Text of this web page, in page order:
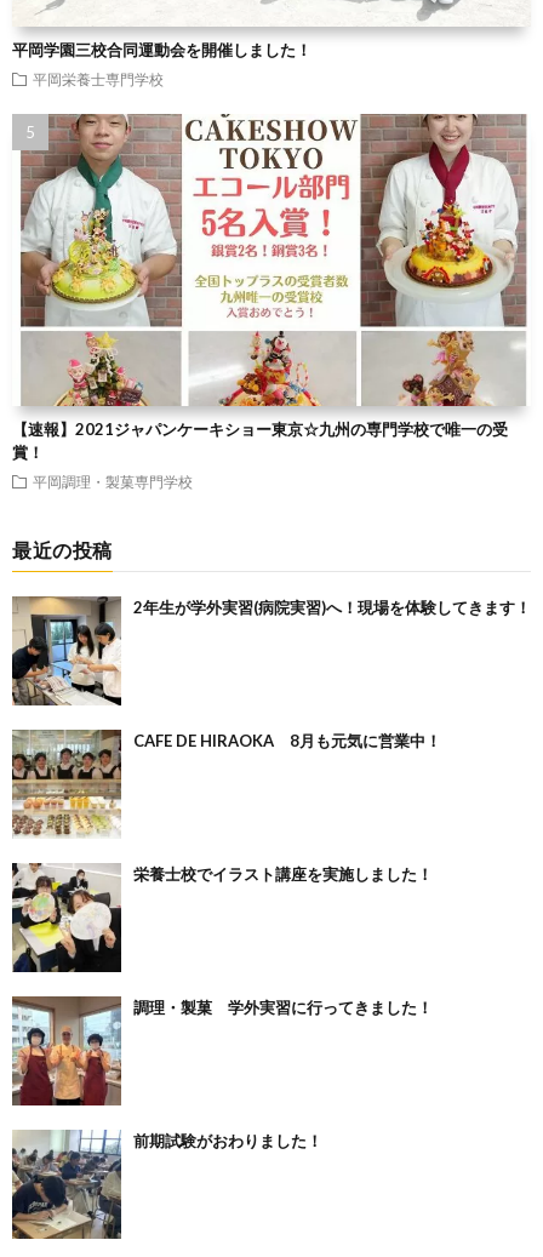
平岡学園三校合同運動会を開催しました！
平岡栄養士専門学校
【速報】2021ジャパンケーキショー東京☆九州の専門学校で唯一の受
賞！
平岡調理・製菓専門学校
最近の投稿
2年生が学外実習(病院実習)へ！現場を体験してきます！
CAFE DE HIRAOKA 8月も元気に営業中！
栄養士校でイラスト講座を実施しました！
調理・製菓 学外実習に行ってきました！
前期試験がおわりました！